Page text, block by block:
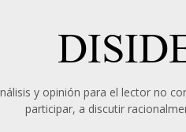
y opinión para el lector no
participar, a discutir